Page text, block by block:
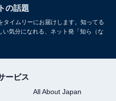
の話題
イムリーにお届けします。知ってる
気分になれる、ネット発「知ら（な
ービス
All About Japan